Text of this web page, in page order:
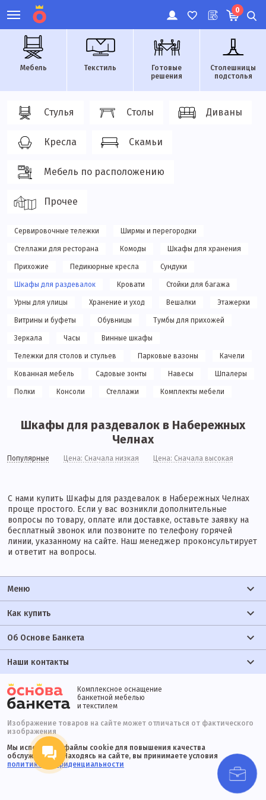
0
Мебель Текстиль
Готовые
решения
Столешницы
подстолья
Стулья Столы Диваны
Кресла Скамьи
Мебель по расположению
Прочее
Сервировочные тележки Ширмы и перегородки
Стеллажи для ресторана Комоды Шкафы для хранения
Прихожие Педикюрные кресла Сундуки
Шкафы для раздевалок Кровати Стойки для багажа
Урны для улицы Хранение и уход Вешалки Этажерки
Витрины и буфеты Обувницы Тумбы для прихожей
Зеркала Часы Винные шкафы
Тележки для столов и стульев Парковые вазоны Качели
Кованная мебель Садовые зонты Навесы Шпалеры
Полки Консоли Стеллажи Комплекты мебели
Шкафы для раздевалок в Набережных
Челнах
Популярные Цена: Сначала низкая Цена: Сначала высокая
С нами купить Шкафы для раздевалок в Набережных Челнах
проще простого. Если у вас возникли дополнительные
вопросы по товару, оплате или доставке, оставьте заявку на
бесплатный звонок или позвоните по телефону горячей
линии, указанному на сайте. Наш менеджер проконсультирует
и ответит на вопросы.
Меню
Как купить
Об Основе Банкета
Наши контакты
Комплексное оснащение
банкетной мебелью
и текстилем
Изображение товаров на сайте может отличаться от фактического
изображения
Мы используем файлы cookie для повышения качества
обслуживания. Находясь на сайте, вы принимаете условия
политики конфиденциальности